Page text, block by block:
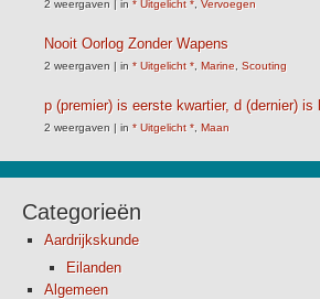
2 weergaven | in * Uitgelicht * Vervoegen
Nooit Oorlog Zonder Wapens
2 weergaven | in * Uitgelicht * Marine Scouting
p (premier) is eerste kwartier, d (dernier) is
2 weergaven | in * Uitgelicht * Maan
Categorieën
Aardrijkskunde
Eilanden
Algemeen